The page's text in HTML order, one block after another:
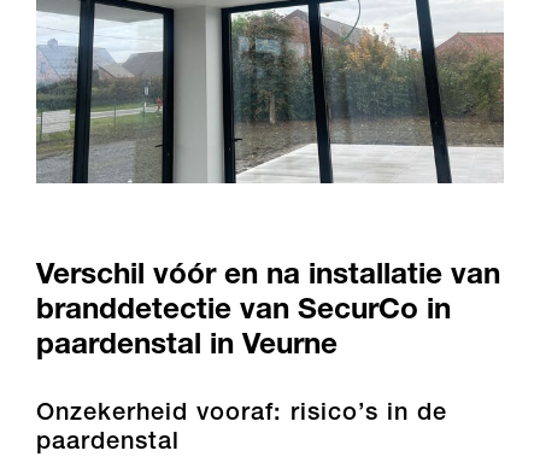
Verschil vóór en na installatie van
branddetectie van SecurCo in
paardenstal in Veurne
Onzekerheid vooraf: risico’s in de
paardenstal